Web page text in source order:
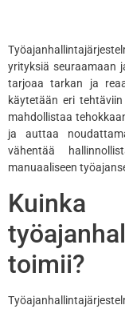
yrityksiä seuraamaan
tarjoaa tarkan ja
käytetään eri
mahdollistaa
ja auttaa
vähentää
manuaaliseen
Kuinka
toimii?